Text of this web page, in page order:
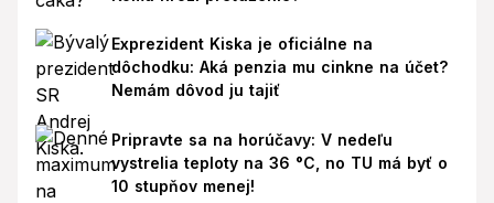
Exprezident Kiska je oficiálne na
dôchodku: Aká penzia mu cinkne na účet?
Nemám dôvod ju tajiť
Pripravte sa na horúčavy: V nedeľu
vystrelia teploty na 36 °C, no TU má byť o
10 stupňov menej!